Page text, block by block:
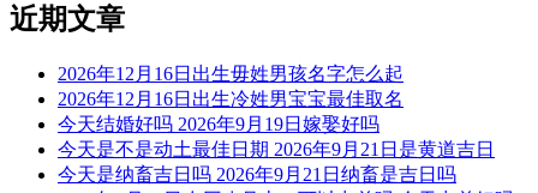
近期文章
2026年12月16日出生毋姓男孩名字怎么起
2026年12月16日出生冷姓男宝宝最佳取名
今天结婚好吗 2026年9月19日嫁娶好吗
今天是不是动土最佳日期 2026年9月21日是黄道吉日
今天是纳畜吉日吗 2026年9月21日纳畜是吉日吗